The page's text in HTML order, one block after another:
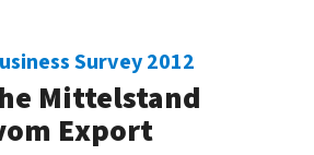
Survey 2012
Mittelstand
Export